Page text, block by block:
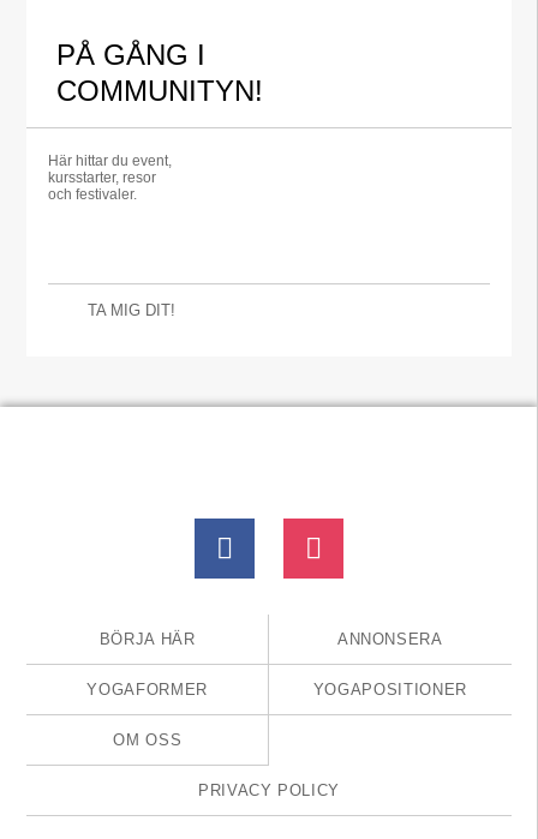
PÅ GÅNG I
COMMUNITYN!
Här hittar du event,
kursstarter, resor
och festivaler.
TA MIG DIT!
BÖRJA HÄR ANNONSERA
YOGAFORMER YOGAPOSITIONER
OM OSS
PRIVACY POLICY